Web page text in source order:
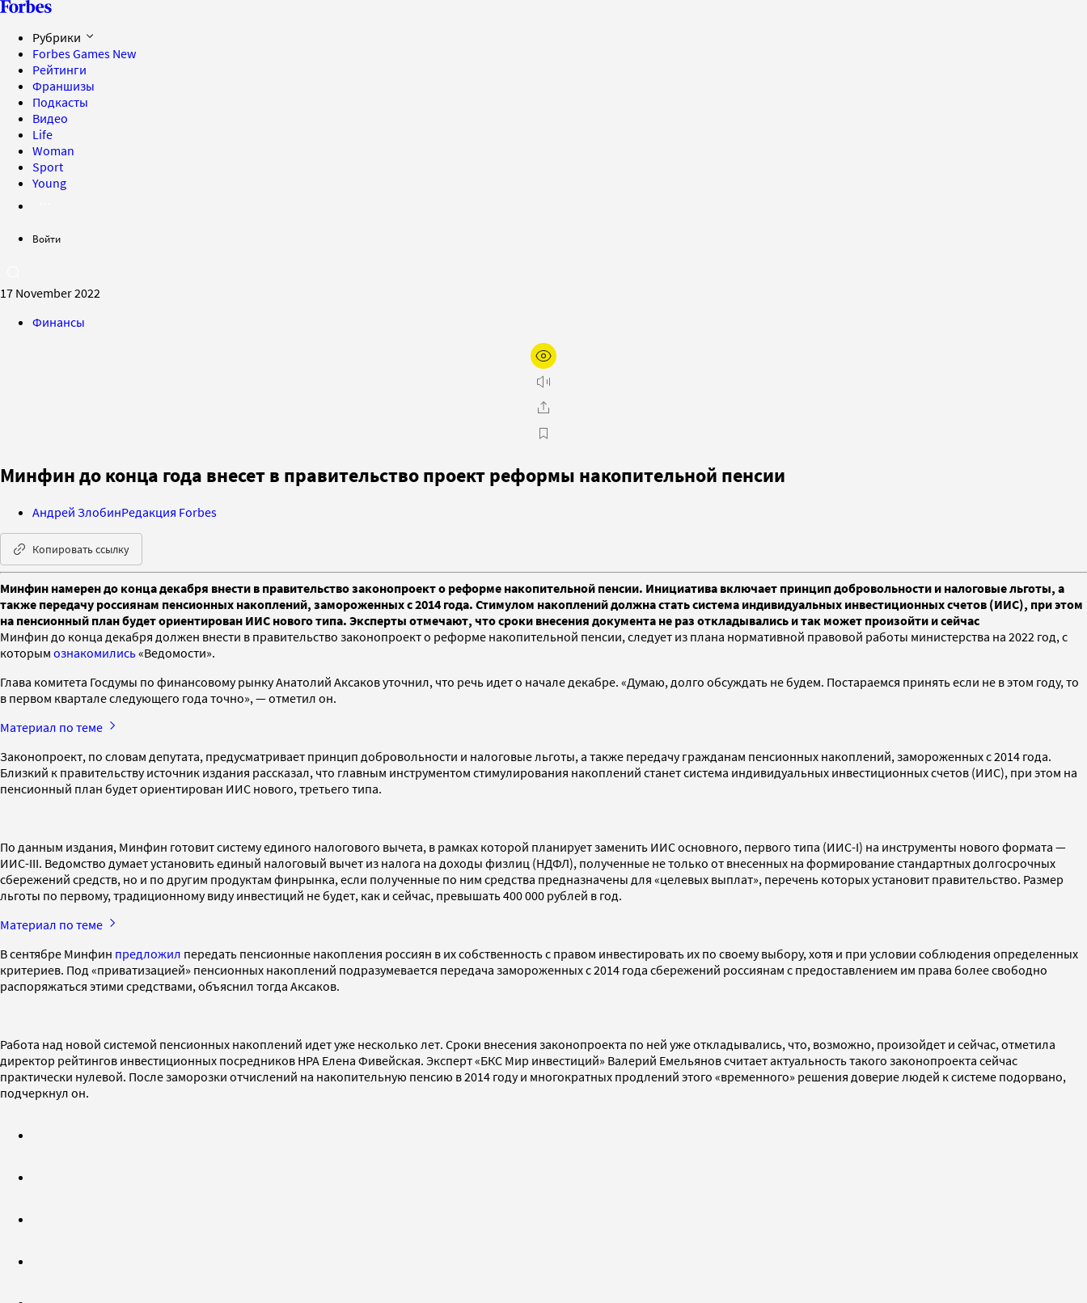
Рубрики
Forbes Games New
Рейтинги
Франшизы
Подкасты
Видео
Life
Woman
Sport
Young
Войти
17 November 2022
Финансы
Минфин до конца года внесет в правительство проект реформы накопительной пенсии
Андрей ЗлобинРедакция Forbes
Копировать ссылку
Минфин намерен до конца декабря внести в правительство законопроект о реформе накопительной пенсии. Инициатива включает принцип добровольности и налоговые льготы, а
также передачу россиянам пенсионных накоплений, замороженных с 2014 года. Стимулом накоплений должна стать система индивидуальных инвестиционных счетов (ИИС), при этом
на пенсионный план будет ориентирован ИИС нового типа. Эксперты отмечают, что сроки внесения документа не раз откладывались и так может произойти и сейчас
Минфин до конца декабря должен внести в правительство законопроект о реформе накопительной пенсии, следует из плана нормативной правовой работы министерства на 2022 год, с
которым ознакомились«Ведомости».
Глава комитета Госдумы по финансовому рынку Анатолий Аксаков уточнил, что речь идет о начале декабре. «Думаю, долго обсуждать не будем. Постараемся принять если не в этом году, то
в первом квартале следующего года точно», — отметил он.
Материал по теме
Законопроект, по словам депутата, предусматривает принцип добровольности и налоговые льготы, а также передачу гражданам пенсионных накоплений, замороженных с 2014 года.
Близкий к правительству источник издания рассказал, что главным инструментом стимулирования накоплений станет система индивидуальных инвестиционных счетов (ИИС), при этом на
пенсионный план будет ориентирован ИИС нового, третьего типа.
По данным издания, Минфин готовит систему единого налогового вычета, в рамках которой планирует заменить ИИС основного, первого типа (ИИС-I) на инструменты нового формата —
ИИС-III. Ведомство думает установить единый налоговый вычет из налога на доходы физлиц (НДФЛ), полученные не только от внесенных на формирование стандартных долгосрочных
сбережений средств, но и по другим продуктам финрынка, если полученные по ним средства предназначены для «целевых выплат», перечень которых установит правительство. Размер
льготы по первому, традиционному виду инвестиций не будет, как и сейчас, превышать 400 000 рублей в год.
Материал по теме
В сентябре Минфин предложил передать пенсионные накопления россиян в их собственность с правом инвестировать их по своему выбору, хотя и при условии соблюдения определенных
критериев. Под «приватизацией» пенсионных накоплений подразумевается передача замороженных с 2014 года сбережений россиянам с предоставлением им права более свободно
распоряжаться этими средствами, объяснил тогда Аксаков.
Работа над новой системой пенсионных накоплений идет уже несколько лет. Сроки внесения законопроекта по ней уже откладывались, что, возможно, произойдет и сейчас, отметила
директор рейтингов инвестиционных посредников НРА Елена Фивейская. Эксперт «БКС Мир инвестиций» Валерий Емельянов считает актуальность такого законопроекта сейчас
практически нулевой. После заморозки отчислений на накопительную пенсию в 2014 году и многократных продлений этого «временного» решения доверие людей к системе подорвано,
подчеркнул он.